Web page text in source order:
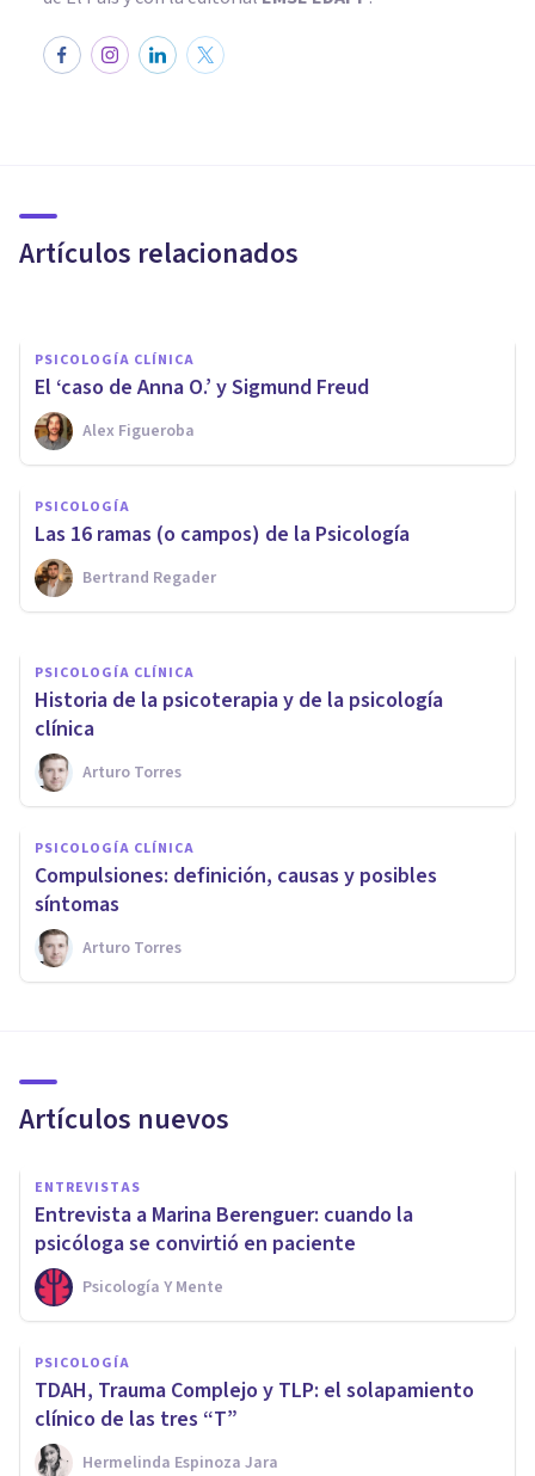
Artículos relacionados
¿Qué significa soñar con tu ex?
PSICOLOGÍA CLÍNICA
​El ‘caso de Anna O.’ y Sigmund Freud
Alex Figueroba
PSICOLOGÍA
Las 16 ramas (o campos) de la Psicología
Bertrand Regader
PSICOLOGÍA CLÍNICA
Las diferencias entre ansiedad
y angustia
Anna Campos Tomàs
PSICOLOGÍA CLÍNICA
Historia de la psicoterapia y de la psicología
clínica
Arturo Torres
PSICOLOGÍA CLÍNICA
Compulsiones: definición, causas y posibles
síntomas
Arturo Torres
Artículos nuevos
ENTREVISTAS
Entrevista a Marina Berenguer: cuando la
psicóloga se convirtió en paciente
Psicología Y Mente
PSICOLOGÍA
TDAH, Trauma Complejo y TLP: el solapamiento
clínico de las tres “T”
Hermelinda Espinoza Jara